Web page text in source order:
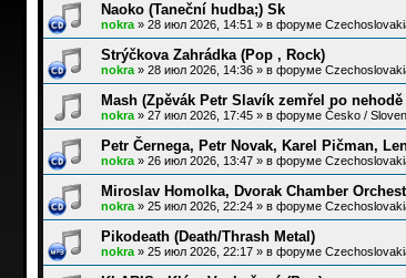
Naoko (Taneční hudba;) Sk
nokra» 28 июл 2026, 14:51 » в форуме
Strýčkova Zahrádka (Pop , Rock)
nokra» 28 июл 2026, 14:36» в форуме
Mash (Zpěvák Petr Slavík zemřel po
nokra» 27 июл 2026, 17:45» в форуме Česko /
Petr Černega, Petr Novak, Karel Pičman,
nokra» 26 июл 2026, 13:47» в форуме
Miroslav Homolka, Dvorak Chamber
nokra» 25 июл 2026, 22:24» в форуме
Pikodeath (Death/Thrash Metal)
nokra» 25 июл 2026, 22:17» в форуме